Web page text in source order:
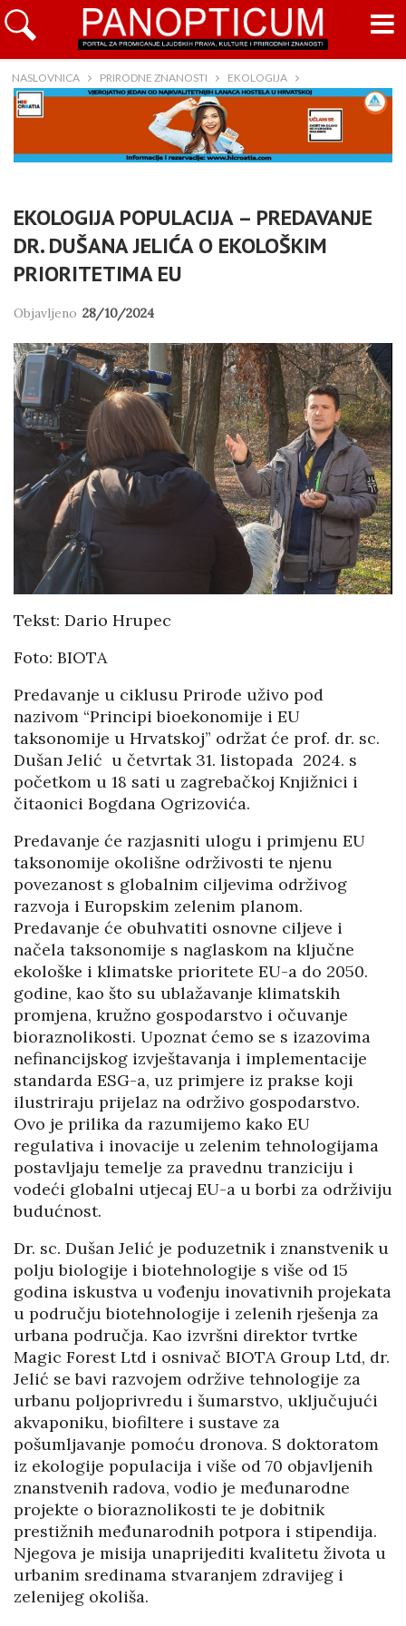
NASLOVNICA PRIRODNE ZNANOSTI EKOLOGIJA
EKOLOGIJA POPULACIJA – PREDAVANJE
DR. DUŠANA JELIĆA O EKOLOŠKIM
PRIORITETIMA EU
Objavljeno 28/10/2024
Tekst: Dario Hrupec
Foto: BIOTA
Predavanje u ciklusu Prirode uživo pod
nazivom “Principi bioekonomije i EU
taksonomije u Hrvatskoj” održat će prof. dr. sc.
Dušan Jelić u četvrtak 31. listopada 2024. s
početkom u 18 sati u zagrebačkoj Knjižnici i
čitaonici Bogdana Ogrizovića.
Predavanje će razjasniti ulogu i primjenu EU
taksonomije okolišne održivosti te njenu
povezanost s globalnim ciljevima održivog
razvoja i Europskim zelenim planom.
Predavanje će obuhvatiti osnovne ciljeve i
načela taksonomije s naglaskom na ključne
ekološke i klimatske prioritete EU-a do 2050.
godine, kao što su ublažavanje klimatskih
promjena, kružno gospodarstvo i očuvanje
bioraznolikosti. Upoznat ćemo se s izazovima
nefinancijskog izvještavanja i implementacije
standarda ESG-a, uz primjere iz prakse koji
ilustriraju prijelaz na održivo gospodarstvo.
Ovo je prilika da razumijemo kako EU
regulativa i inovacije u zelenim tehnologijama
postavljaju temelje za pravednu tranziciju i
vodeći globalni utjecaj EU-a u borbi za održiviju
budućnost.
Dr. sc. Dušan Jelić je poduzetnik i znanstvenik u
polju biologije i biotehnologije s više od 15
godina iskustva u vođenju inovativnih projekata
u području biotehnologije i zelenih rješenja za
urbana područja. Kao izvršni direktor tvrtke
Magic Forest Ltd i osnivač BIOTA Group Ltd, dr.
Jelić se bavi razvojem održive tehnologije za
urbanu poljoprivredu i šumarstvo, uključujući
akvaponiku, biofiltere i sustave za
pošumljavanje pomoću dronova. S doktoratom
iz ekologije populacija i više od 70 objavljenih
znanstvenih radova, vodio je međunarodne
projekte o bioraznolikosti te je dobitnik
prestižnih međunarodnih potpora i stipendija.
Njegova je misija unaprijediti kvalitetu života u
urbanim sredinama stvaranjem zdravijeg i
zelenijeg okoliša.